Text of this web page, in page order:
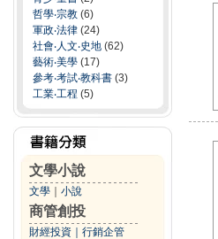
哲學‧宗教 (6)
軍政‧法律 (24)
社會‧人文‧史地 (62)
藝術‧美學 (17)
參考‧考試‧教科書 (3)
工業‧工程 (5)
文學小說
文學 小說
商管創投
財經投資 行銷企管